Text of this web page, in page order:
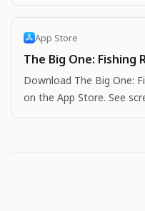
App Store
The Big One: Fishing
Download The Big One:
on the App Store. See